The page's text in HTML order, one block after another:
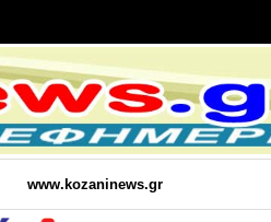
www.kozaninews.gr